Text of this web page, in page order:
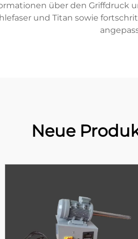
über den Griffdruck
und Titan sowie
Neue